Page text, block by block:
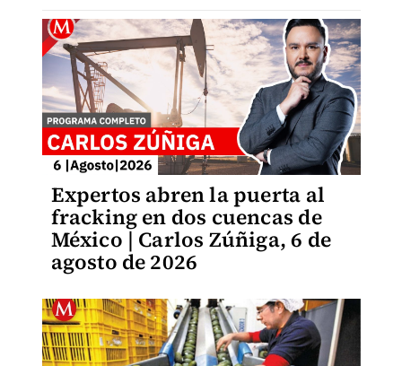
Expertos abren la puerta al
fracking en dos cuencas de
México | Carlos Zúñiga, 6 de
agosto de 2026